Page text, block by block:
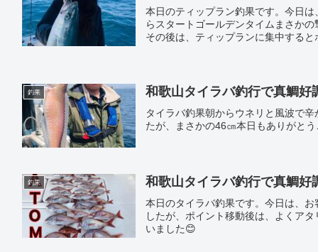
本日のティップラン釣果です。今日
らスタートゴールデンタイムまさか
その後は、ティップランに集中する
釣果 和歌山タイラバ釣行で真鯛
タイラバ釣果朝からウネリと風波で
たが、まさかの46㎝本日もありがと
釣果 和歌山タイラバ釣行で真鯛
本日のタイラバ釣果です。今日は、
したが、ポイント移動後は、よくア
いました😊